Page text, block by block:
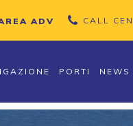
ADV CALL
PORTI NEWS